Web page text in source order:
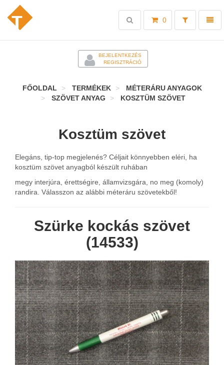
Toggle
0
Toggle
search
BEJELENTKEZÉS
REGISZTRÁCIÓ
FŐOLDAL TERMÉKEK
MÉTERÁRU ANYAGOK
SZÖVET ANYAG
KOSZTÜM SZÖVET
Kosztüm szövet
Elegáns, tip-top megjelenés? Céljait könnyebben eléri, ha
kosztüm szövet anyagból készült ruhában
megy interjúra, érettségire, államvizsgára, no meg (komoly)
randira. Válasszon az alábbi méteráru szövetekből!
Szürke kockás szövet
(14533)